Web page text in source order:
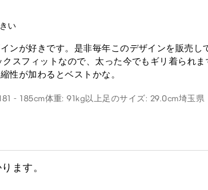
い
ンが好きです。是非毎年このデザインを販売し
スフィットなので、太った今でもギリ着られ
性が加わるとベストかな。
- 185cm体重: 91kg以上足のサイズ: 29.0cm埼玉県
ます。